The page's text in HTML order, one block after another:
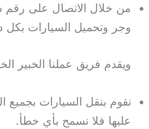
من خلال الاتصال على
وجر وتحميل السيارات بكل
ويقدم فريق عملنا الخبير
نقوم بنقل السيارات بجميع
عليها فلا نسمح بأي خطأ.